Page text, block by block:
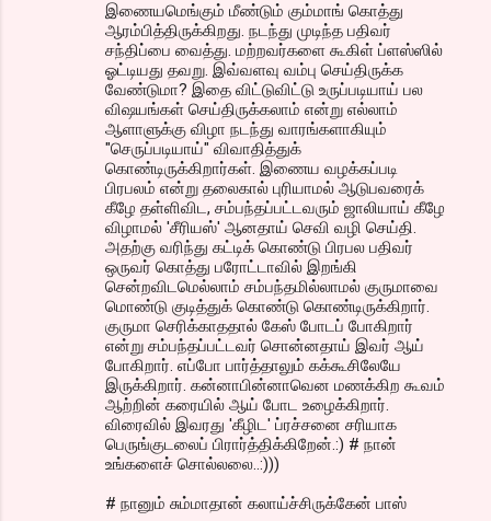
இணையமெங்கும் மீண்டும் கும்மாங் கொத்து
ஆரம்பித்திருக்கிறது. நடந்து முடிந்த பதிவர்
சந்திப்பை வைத்து. மற்றவர்களை கூகிள் ப்ளஸ்ஸில்
ஓட்டியது தவறு. இவ்வளவு வம்பு செய்திருக்க
வேண்டுமா? இதை விட்டுவிட்டு உருப்படியாய் பல
விஷயங்கள் செய்திருக்கலாம் என்று எல்லாம்
ஆளாளுக்கு விழா நடந்து வாரங்களாகியும்
"செருப்படியாய்" விவாதித்துக்
கொண்டிருக்கிறார்கள். இணைய வழக்கப்படி
பிரபலம் என்று தலைகால் புரியாமல் ஆடுபவரைக்
கீழே தள்ளிவிட, சம்பந்தப்பட்டவரும் ஜாலியாய் கீழே
விழாமல் 'சீரியஸ்' ஆனதாய் செவி வழி செய்தி.
அதற்கு வரிந்து கட்டிக் கொண்டு பிரபல பதிவர்
ஒருவர் கொத்து பரோட்டாவில் இறங்கி
சென்றவிடமெல்லாம் சம்பந்தமில்லாமல் குருமாவை
மொண்டு குடித்துக் கொண்டு கொண்டிருக்கிறார்.
குருமா செரிக்காததால் கேஸ் போடப் போகிறார்
என்று சம்பந்தப்பட்டவர் சொன்னதாய் இவர் ஆய்
போகிறார். எப்போ பார்த்தாலும் கக்கூசிலேயே
இருக்கிறார். கன்னாபின்னாவென மணக்கிற கூவம்
ஆற்றின் கரையில் ஆய் போட உழைக்கிறார்.
விரைவில் இவரது 'கீழிட' ப்ரச்சனை சரியாக
பெருங்குடலைப் பிரார்த்திக்கிறேன்.:) # நான்
உங்களைச் சொல்லலை..:)))
# நானும் சும்மாதான் கலாய்ச்சிருக்கேன் பாஸ்